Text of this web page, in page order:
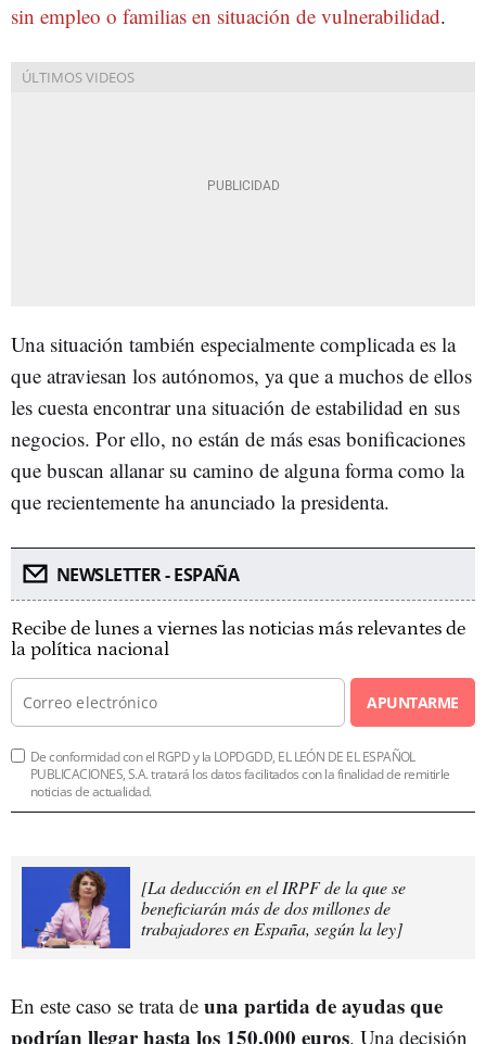
sin empleo o familias en situación de vulnerabilidad.
Una situación también especialmente complicada es la
que atraviesan los autónomos, ya que a muchos de ellos
les cuesta encontrar una situación de estabilidad en sus
negocios. Por ello, no están de más esas bonificaciones
que buscan allanar su camino de alguna forma como la
que recientemente ha anunciado la presidenta.
NEWSLETTER - ESPAÑA
Recibe de lunes a viernes las noticias más relevantes de
la política nacional
APUNTARME
De conformidad con el RGPD y la LOPDGDD, EL LEÓN DE EL ESPAÑOL
PUBLICACIONES, S.A. tratará los datos facilitados con la finalidad de remitirle
noticias de actualidad.
[La deducción en el IRPF de la que se
beneficiarán más de dos millones de
trabajadores en España, según la ley]
En este caso se trata de una partida de ayudas que
podrían llegar hasta los 150.000 euros. Una decisión